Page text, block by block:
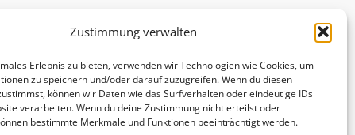
Zustimmung verwalten
Erlebnis zu bieten, verwenden wir Technologien wie Cookies, um
zu speichern und/oder darauf zuzugreifen. Wenn du diesen
können wir Daten wie das Surfverhalten oder eindeutige IDs
verarbeiten. Wenn du deine Zustimmung nicht erteilst oder
bestimmte Merkmale und Funktionen beeinträchtigt werden.